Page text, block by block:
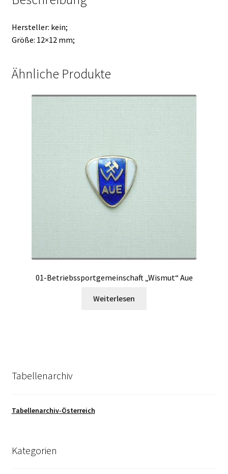
Hersteller: kein;
Größe: 12×12 mm;
Ähnliche Produkte
01-Betriebssportgemeinschaft „Wismut“ Aue
Weiterlesen
Tabellenarchiv
Tabellenarchiv-Österreich
Kategorien